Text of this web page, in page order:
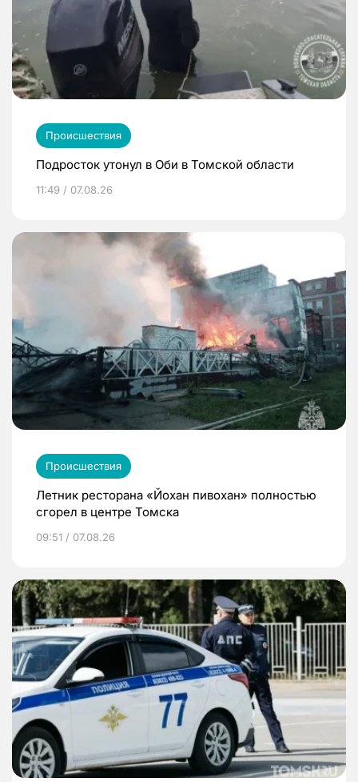
Происшествия
Подросток утонул в Оби в Томской области
11:49 / 07.08.26
Происшествия
Летник ресторана «Йохан пивохан» полностью
сгорел в центре Томска
09:51 / 07.08.26